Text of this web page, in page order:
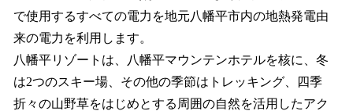
を
読
み
込
み
中
で
で使用するすべての電力を地元八幡平市内の地熱発電由
来の電力を利用します。
八幡平リゾートは、八幡平マウンテンホテルを核に、冬
は2つのスキー場、その他の季節はトレッキング、四季
折々の山野草をはじめとする周囲の自然を活用したアク